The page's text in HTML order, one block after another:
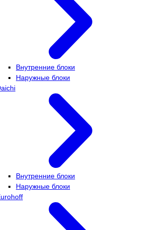
Внутренние блоки
Наружные блоки
Внутренние блоки
Наружные блоки